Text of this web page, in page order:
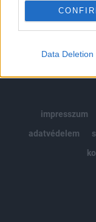
Data Deletion
impresszum
adatvédelem